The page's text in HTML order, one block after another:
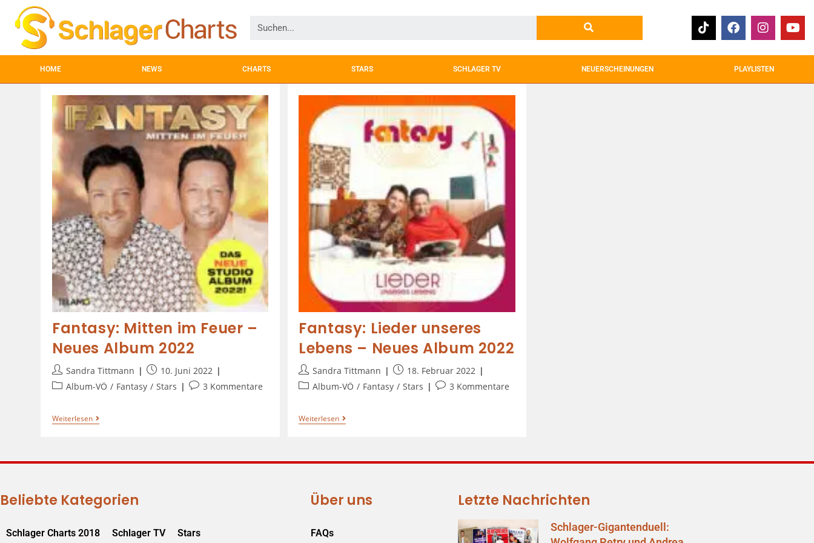
HOME NEWS CHARTS STARS SCHLAGER TV NEUERSCHEINUNGEN PLAYLISTEN
Fantasy: Mitten im Feuer –
Neues Album 2022
Sandra Tittmann
10. Juni 2022
Album-VÖ / Fantasy / Stars 3 Kommentare
Weiterlesen
Fantasy: Lieder unseres
Lebens – Neues Album 2022
Sandra Tittmann
18. Februar 2022
Album-VÖ / Fantasy / Stars 3 Kommentare
Weiterlesen
Beliebte Kategorien
Schlager Charts 2018 Schlager TV Stars
Über uns
FAQs
Letzte Nachrichten
Schlager-Gigantenduell: